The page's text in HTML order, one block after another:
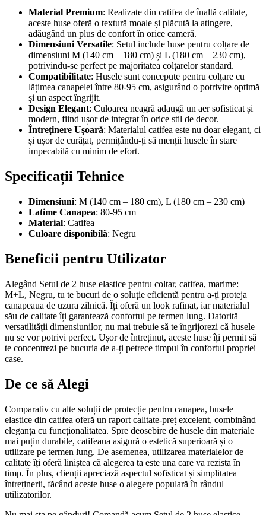
Material Premium: Realizate din catifea de înaltă calitate,
aceste huse oferă o textură moale și plăcută la atingere,
adăugând un plus de confort în orice cameră.
Dimensiuni Versatile: Setul include huse pentru colțare de
dimensiuni M (140 cm – 180 cm) și L (180 cm – 230 cm),
potrivindu-se perfect pe majoritatea colțarelor standard.
Compatibilitate: Husele sunt concepute pentru colțare cu
lățimea canapelei între 80-95 cm, asigurând o potrivire optimă
și un aspect îngrijit.
Design Elegant: Culoarea neagră adaugă un aer sofisticat și
modern, fiind ușor de integrat în orice stil de decor.
Întreținere Ușoară: Materialul catifea este nu doar elegant, ci
și ușor de curățat, permițându-ți să menții husele în stare
impecabilă cu minim de efort.
Specificații Tehnice
Dimensiuni: M (140 cm – 180 cm), L (180 cm – 230 cm)
Latime Canapea: 80-95 cm
Material: Catifea
Culoare disponibilă: Negru
Beneficii pentru Utilizator
Alegând Setul de 2 huse elastice pentru coltar, catifea, marime:
M+L, Negru, tu te bucuri de o soluție eficientă pentru a-ți proteja
canapeaua de uzura zilnică. Îți oferă un look rafinat, iar materialul
său de calitate îți garantează confortul pe termen lung. Datorită
versatilității dimensiunilor, nu mai trebuie să te îngrijorezi că husele
nu se vor potrivi perfect. Ușor de întreținut, aceste huse îți permit să
te concentrezi pe bucuria de a-ți petrece timpul în confortul propriei
case.
De ce să Alegi
Comparativ cu alte soluții de protecție pentru canapea, husele
elastice din catifea oferă un raport calitate-preț excelent, combinând
eleganța cu funcționalitatea. Spre deosebire de husele din materiale
mai puțin durabile, catifeaua asigură o estetică superioară și o
utilizare pe termen lung. De asemenea, utilizarea materialelor de
calitate îți oferă liniștea că alegerea ta este una care va rezista în
timp. În plus, clienții apreciază aspectul sofisticat și simplitatea
întreținerii, făcând aceste huse o alegere populară în rândul
utilizatorilor.